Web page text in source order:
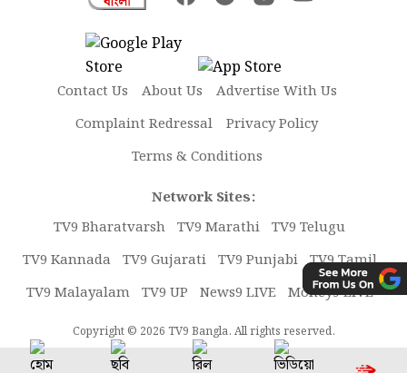
Contact Us About Us
Advertise With Us
Complaint Redressal
Privacy Policy
Terms & Conditions
Network Sites:
TV9 Bharatvarsh TV9 Marathi TV9 Telugu
TV9 Kannada TV9 Gujarati TV9 Punjabi TV9 Tamil
TV9 Malayalam TV9 UP News9 LIVE Money9 LIVE
Copyright © 2026 TV9 Bangla. All rights reserved.